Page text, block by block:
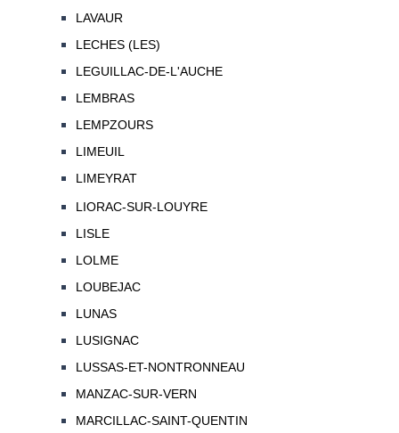
LAVAUR
LECHES (LES)
LEGUILLAC-DE-L'AUCHE
LEMBRAS
LEMPZOURS
LIMEUIL
LIMEYRAT
LIORAC-SUR-LOUYRE
LISLE
LOLME
LOUBEJAC
LUNAS
LUSIGNAC
LUSSAS-ET-NONTRONNEAU
MANZAC-SUR-VERN
MARCILLAC-SAINT-QUENTIN